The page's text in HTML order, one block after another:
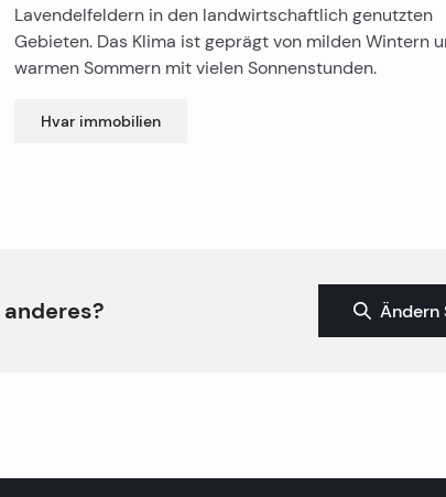
Lavendelfeldern in den landwirtschaftlich genutzten
Gebieten. Das Klima ist geprägt von milden Wintern
warmen Sommern mit vielen Sonnenstunden.
Hvar immobilien
Ändern